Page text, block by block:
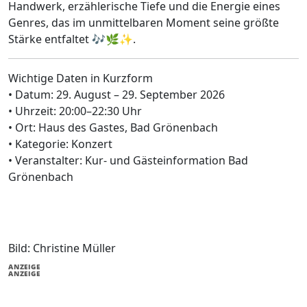
Handwerk, erzählerische Tiefe und die Energie eines
Genres, das im unmittelbaren Moment seine größte
Stärke entfaltet 🎶🌿✨.
Wichtige Daten in Kurzform
• Datum: 29. August – 29. September 2026
• Uhrzeit: 20:00–22:30 Uhr
• Ort: Haus des Gastes, Bad Grönenbach
• Kategorie: Konzert
• Veranstalter: Kur- und Gästeinformation Bad
Grönenbach
Bild: Christine Müller
ANZEIGE
ANZEIGE